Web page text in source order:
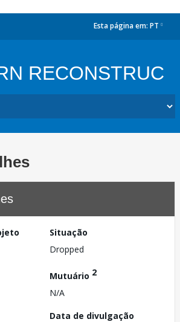
Esta página em: PT
RECONSTRUC
Situação
Dropped
Mutuário 2
N/A
Data de divulgação